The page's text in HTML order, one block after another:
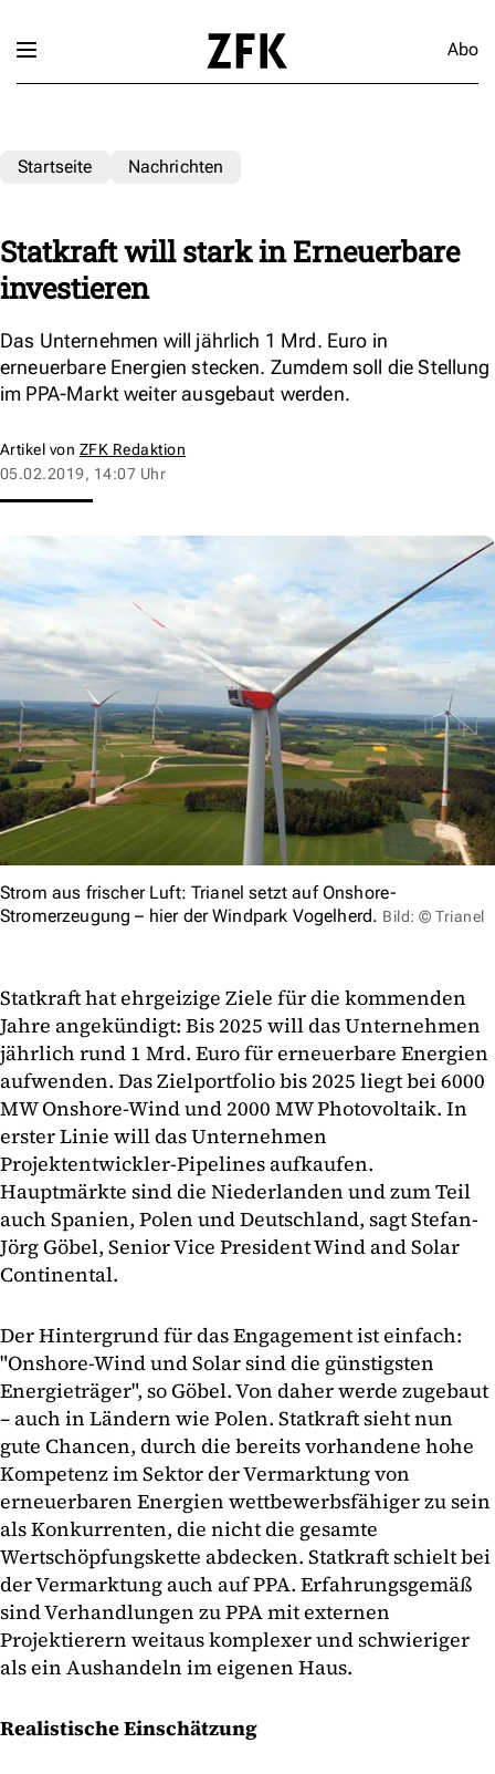
Abo
Startseite Nachrichten
Statkraft will stark in Erneuerbare
investieren
Das Unternehmen will jährlich 1 Mrd. Euro in
erneuerbare Energien stecken. Zumdem soll die Stellung
im PPA-Markt weiter ausgebaut werden.
Artikel von ZFK Redaktion
05.02.2019, 14:07 Uhr
Strom aus frischer Luft: Trianel setzt auf Onshore-
Stromerzeugung – hier der Windpark Vogelherd. Bild: © Trianel
Statkraft hat ehrgeizige Ziele für die kommenden
Jahre angekündigt: Bis 2025 will das Unternehmen
jährlich rund 1 Mrd. Euro für erneuerbare Energien
aufwenden. Das Zielportfolio bis 2025 liegt bei 6000
MW Onshore-Wind und 2000 MW Photovoltaik. In
erster Linie will das Unternehmen
Projektentwickler-Pipelines aufkaufen.
Hauptmärkte sind die Niederlanden und zum Teil
auch Spanien, Polen und Deutschland, sagt Stefan-
Jörg Göbel, Senior Vice President Wind and Solar
Continental.
Der Hintergrund für das Engagement ist einfach:
"Onshore-Wind und Solar sind die günstigsten
Energieträger", so Göbel. Von daher werde zugebaut
– auch in Ländern wie Polen. Statkraft sieht nun
gute Chancen, durch die bereits vorhandene hohe
Kompetenz im Sektor der Vermarktung von
erneuerbaren Energien wettbewerbsfähiger zu sein
als Konkurrenten, die nicht die gesamte
Wertschöpfungskette abdecken. Statkraft schielt bei
der Vermarktung auch auf PPA. Erfahrungsgemäß
sind Verhandlungen zu PPA mit externen
Projektierern weitaus komplexer und schwieriger
als ein Aushandeln im eigenen Haus.
Realistische Einschätzung